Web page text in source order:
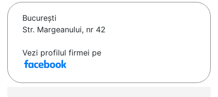
Bucureşti
Str. Margeanului, nr 42
Vezi profilul firmei pe